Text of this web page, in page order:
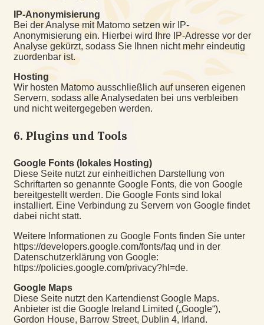
IP-Anonymisierung
Bei der Analyse mit Matomo setzen wir IP-
Anonymisierung ein. Hierbei wird Ihre IP-Adresse vor der
Analyse gekürzt, sodass Sie Ihnen nicht mehr eindeutig
zuordenbar ist.
Hosting
Wir hosten Matomo ausschließlich auf unseren eigenen
Servern, sodass alle Analysedaten bei uns verbleiben
und nicht weitergegeben werden.
6. Plugins und Tools
Google Fonts (lokales Hosting)
Diese Seite nutzt zur einheitlichen Darstellung von
Schriftarten so genannte Google Fonts, die von Google
bereitgestellt werden. Die Google Fonts sind lokal
installiert. Eine Verbindung zu Servern von Google findet
dabei nicht statt.
Weitere Informationen zu Google Fonts finden Sie unter
https://developers.google.com/fonts/faq und in der
Datenschutzerklärung von Google:
https://policies.google.com/privacy?hl=de.
Google Maps
Diese Seite nutzt den Kartendienst Google Maps.
Anbieter ist die Google Ireland Limited („Google“),
Gordon House, Barrow Street, Dublin 4, Irland.